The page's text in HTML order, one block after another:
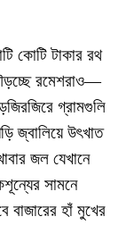
কোটি টাকার রথ
রমেশরাও—
গ্রামগুলি
জ্বালিয়ে উৎখাত
জল যেখানে
সামনে
বাজারের হাঁ মুখের